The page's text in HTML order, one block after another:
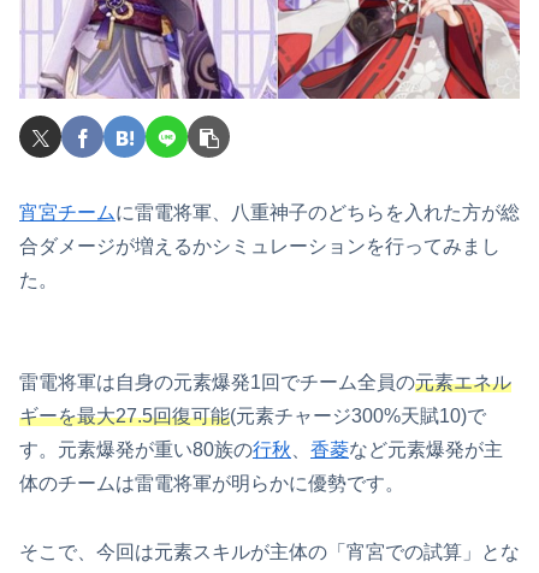
宵宮チームに雷電将軍、八重神子のどちらを入れた方が総
合ダメージが増えるかシミュレーションを行ってみまし
た。
雷電将軍は自身の元素爆発1回でチーム全員の元素エネル
ギーを最大27.5回復可能(元素チャージ300%天賦10)で
す。元素爆発が重い80族の行秋 香菱など元素爆発が主
体のチームは雷電将軍が明らかに優勢です。
そこで、今回は元素スキルが主体の「宵宮での試算」とな